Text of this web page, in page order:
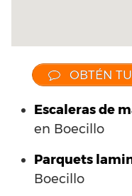
OBTÉN
Escaleras de
en Boecillo
Parquets
Boecillo